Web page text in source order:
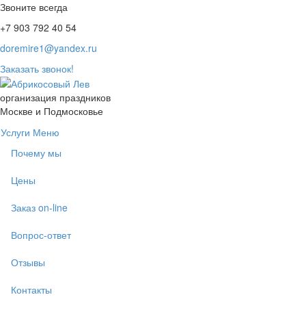
Звоните всегда
+7 903 792 40 54
doremire1@yandex.ru
Заказать звонок!
организация праздников
Москве и Подмосковье
Услуги Меню
Почему мы
Цены
Заказ on-line
Вопрос-ответ
Отзывы
Контакты